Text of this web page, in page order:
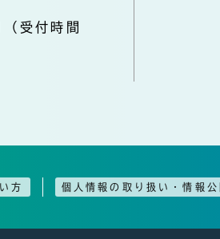
受付時間
方 個人情報の取り扱い・情報公